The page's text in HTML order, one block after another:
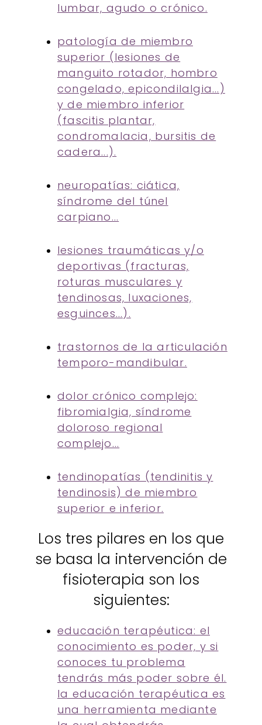
lumbar, agudo o crónico.
patología de miembro
superior (lesiones de
manguito rotador, hombro
congelado, epicondilalgia...)
y de miembro inferior
(fascitis plantar,
condromalacia, bursitis de
cadera...).
neuropatías: ciática,
síndrome del túnel
carpiano...
lesiones traumáticas y/o
deportivas (fracturas,
roturas musculares y
tendinosas, luxaciones,
esguinces...).
trastornos de la articulación
temporo-mandibular.
dolor crónico complejo:
fibromialgia, síndrome
doloroso regional
complejo...
tendinopatías (tendinitis y
tendinosis) de miembro
superior e inferior.
Los tres pilares en los que
se basa la intervención de
fisioterapia son los
siguientes:
educación terapéutica: el
conocimiento es poder, y si
conoces tu problema
tendrás más poder sobre él.
la educación terapéutica es
una herramienta mediante